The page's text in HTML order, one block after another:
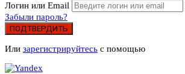
Логин или Email
Забыли пароль?
ПОДТВЕРДИТЬ
Или зарегистрируйтесь с помощью